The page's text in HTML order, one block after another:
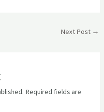
Next Post →
Required fields are